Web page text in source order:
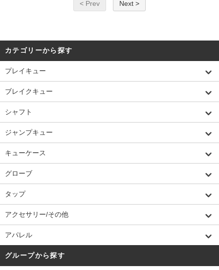
< Prev Next >
カテゴリーから探す
プレイキュー
ブレイクキュー
シャフト
ジャンプキュー
キューケース
グローブ
タップ
アクセサリー/その他
アパレル
グループから探す